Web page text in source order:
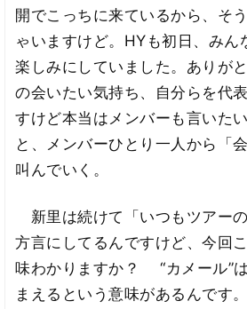
開でこっちに来ているから、そ
ゃいますけど。HYも初日、みん
楽しみにしていました。ありが
の会いたい気持ち、自分らを代
すけど本当はメンバーも言いた
と、メンバーひとり一人から「
叫んでいく。
新里は続けて「いつもツアー
方言にしてるんですけど、今回
味わかりますか？ “カメール”
まえるという意味があるんです